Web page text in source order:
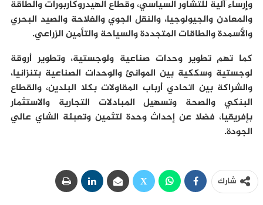
وإرساء آلية للتشاور السياسي، وقطاع الهيدروكاربورات والطاقة
والمعادن والجيولوجيا، والنقل الجوي والفلاحة والصيد البحري
والأسمدة والطاقات المتجددة والسياحة والتأمين الزراعي.
كما تهم تطوير وحدات صناعية ولوجستية، وتطوير أروقة
لوجستية وسككية بين الموانئ والوحدات الصناعية بتنزانيا،
والشراكة بين اتحادي أرباب المقاولات بكلا البلدين، والقطاع
البنكي والصحة وتسهيل المبادلات التجارية والاستثمار
بإفريقيا، فضلا عن إحداث وحدة لتثمين وتعبئة الشاي عالي
الجودة.
شارك